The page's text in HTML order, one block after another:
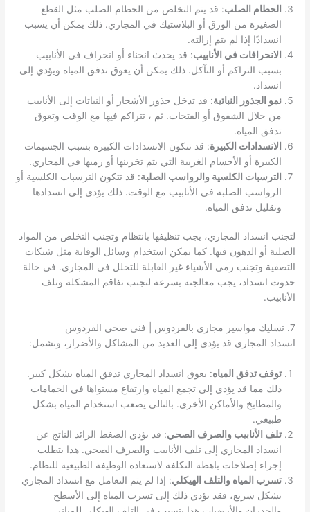
الحطام الصلب: قد يتم التخلص من الحطام الصلب مثل القطع
الصغيرة من الورق أو البلاستيك في المجاري. ذلك يمكن أن يسبب
انسدادًا إذا لم يتم إزالته.
الانحرافات في الأنابيب: قد يحدث انحناء أو انحراف في الأنابيب
بسبب التراكم أو التآكل. ذلك يمكن أن يعوق تدفق المياه ويؤدي إلى
انسداد.
نمو الجذور النباتية: قد تدخل جذور الأشجار أو النباتات إلى الأنابيب
من خلال الشقوق أو الفتحات. ثم ، تتراكم فيها مع الوقت وتعوق
تدفق المياه.
الانسدادات الكبيرة: قد تتكون الانسدادات الكبيرة بسبب الجسيمات
الكبيرة أو الأجسام الغريبة التي يتم تخزينها أو رميها في المجاري.
الترسبات الكلسية والرواسب الصلبة: قد تتكون الترسبات الكلسية أو
الرواسب الصلبة في الأنابيب مع الوقت. ذلك يؤدي إلى انسدادها
وتقليل تدفق المياه.
لتجنب انسداد المجاري، يجب تنظيفها بانتظام وتجنب التخلص من المواد
الصلبة أو الدهون فيها. كما يمكن استخدام وسائل الوقاية مثل شبكات
التصفية وتجنب رمي الأشياء غير القابلة للتحلل في المجاري. في حالة
حدوث انسداد، يجب معالجته بسرعة لتجنب تفاقم المشكلة وتلف
الأنابيب.
7. تسليك مواسير مجاري بالفردوس | فني صحي الفردوس
انسداد المجاري قد يؤدي إلى العديد من المشاكل والأضرار، وتشمل:
توقف تدفق المياه: يعوق انسداد المجاري تدفق المياه بشكل كبير.
ذلك مما قد يؤدي إلى تجمع المياه وارتفاع مستواها في الحمامات
والمطابخ والأماكن الأخرى. بالتالي يصعب استخدام المياه بشكل
طبيعي.
تلف الأنابيب والصرف الصحي: قد يؤدي الضغط الزائد الناتج عن
انسداد المجاري إلى تلف الأنابيب والصرف الصحي. هذا يتطلب
إجراء إصلاحات باهظة التكلفة لاستعادة الوظيفة الطبيعية للنظام.
تسرب المياه والتلف الهيكلي: إذا لم يتم التعامل مع انسداد المجاري
بشكل سريع، فقد يؤدي ذلك إلى تسرب المياه إلى الأسطح